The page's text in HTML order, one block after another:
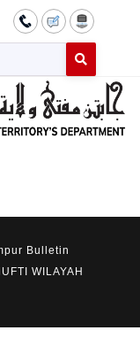
Type 2 or
Bulletin
WILAYAH